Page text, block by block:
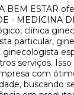
BEM ESTAR
- MEDICINA
clínica
particular,
ginecologista
serviços.
com
buscando